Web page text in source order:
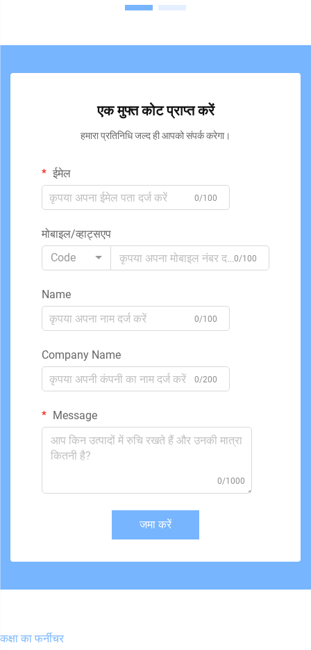
एक मुफ्त कोट प्राप्त करें
हमारा प्रतिनिधि जल्द ही आपको संपर्क करेगा।
ईमेल
0/100
मोबाइल/व्हाट्सएप
Code
0/100
Name
0/100
Company Name
0/200
Message
0/1000
जमा करें
कक्षा का फर्नीचर